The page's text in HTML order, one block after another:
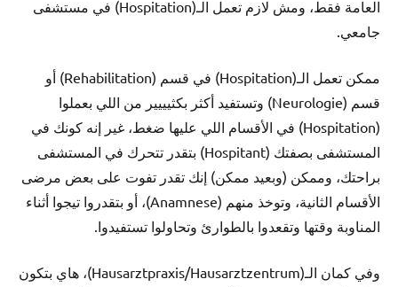
العامة فقط، ومش لازم تعمل الـ(Hospitation) في مستشفى
جامعي.
ممكن تعمل الـ(Hospitation) في قسم (Rehabilitation) أو
قسم (Neurologie) وتستفيد أكثر بكثيييير من اللي بعملوا
(Hospitation) في الأقسام اللي عليها ضغط، غير إنه كونك في
المستشفى بصفتك (Hospitant) بتقدر تتحرك في المستشفى
براحتك، وممكن (وبعيد ممكن) إنك تقدر تفوت على بعض مرضى
الأقسام الثانية، وتوخذ منهم (Anamnese)، أو بتقدروا تيجوا أثناء
المناوبة وقتها وتقعدوا بالطوارئ وتحاولوا تستفيدوا.
وفي كمان الـ(Hausarztpraxis/Hausarztzentrum)، هاي بتكون